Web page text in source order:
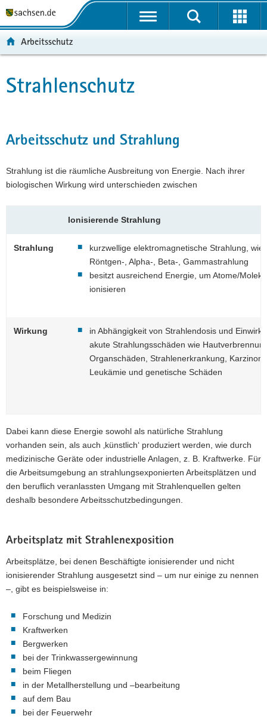
t
ü
g
e
i
e
a
t
n
g
t
i
p
n
t
t
-
e
c
h
Arbeitsschutz
Hauptinhalt
Strahlenschutz
Arbeitsschutz und Strahlung
Strahlung ist die räumliche Ausbreitung von Energie. Nach ihrer
biologischen Wirkung wird unterschieden zwischen
Ionisierende Strahlung
Strahlung
kurzwellige elektromagnetische Strahlung, wie
Röntgen-, Alpha-, Beta-, Gammastrahlung
besitzt ausreichend Energie, um Atome/
ionisieren
Wirkung
in Abhängigkeit von Strahlendosis und
akute Strahlungsschäden wie
Organschäden, Strahlenerkrankung,
Leukämie und genetische Schäden
Dabei kann diese Energie sowohl als natürliche Strahlung
vorhanden sein, als auch ‚künstlich‘ produziert werden, wie durch
medizinische Geräte oder industrielle Anlagen, z. B. Kraftwerke. Für
die Arbeitsumgebung an strahlungsexponierten Arbeitsplätzen und
den beruflich veranlassten Umgang mit Strahlenquellen gelten
deshalb besondere Arbeitsschutzbedingungen.
Arbeitsplatz mit Strahlenexposition
Arbeitsplätze, bei denen Beschäftigte ionisierender und nicht
ionisierender Strahlung ausgesetzt sind – um nur einige zu nennen
–, gibt es beispielsweise in:
Forschung und Medizin
Kraftwerken
Bergwerken
bei der Trinkwassergewinnung
beim Fliegen
in der Metallherstellung und –bearbeitung
auf dem Bau
bei der Feuerwehr